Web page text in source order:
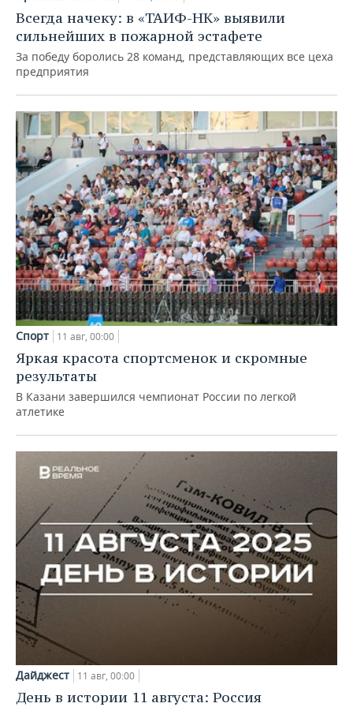
ХОККЕЙ С МЯЧОМ
ПРОИСШЕСТВИЯ
Всегда начеку: в «ТАИФ-НК» выявили
сильнейших в пожарной эстафете
За победу боролись 28 команд, представляющих все цеха
предприятия
Спорт 11 авг, 00:00
Яркая красота спортсменок и скромные
результаты
В Казани завершился чемпионат России по легкой
атлетике
Дайджест 11 авг, 00:00
День в истории 11 августа: Россия